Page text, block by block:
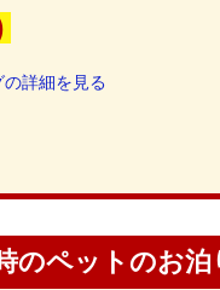
詳細を見る
のペットのお